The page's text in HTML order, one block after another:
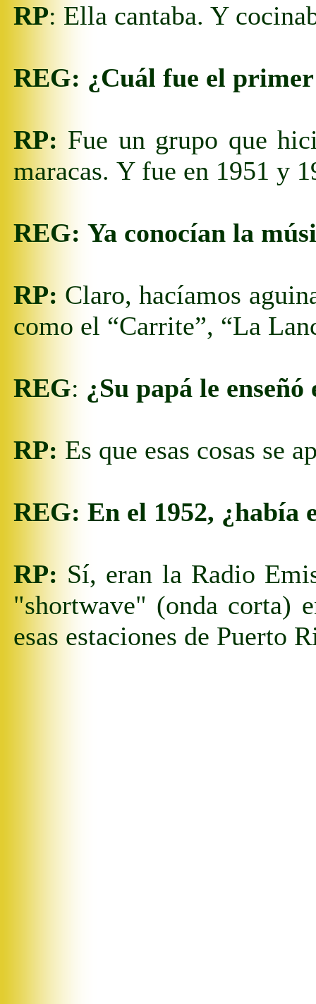
RP: Ella cantaba. Y
REG: ¿Cuál fue el
RP: Fue un grupo que
maracas. Y fue en 1951 y
REG: Ya conocían la
RP: Claro, hacíamos
como el “Carrite”, “La
REG: ¿Su papá le enseñó
RP: Es que esas cosas se
REG: En el 1952, ¿había
RP: Sí, eran la Radio
"shortwave" (onda corta)
esas estaciones de Puerto R